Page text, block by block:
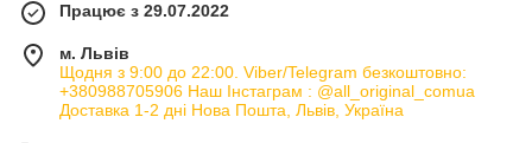
Працює з 29.07.2022
м. Львів
Щодня з 9:00 до 22:00. Viber/Telegram безкоштовно:
+380988705906 Наш Інстаграм : @all_original_comua
Доставка 1-2 дні Нова Пошта, Львів, Україна